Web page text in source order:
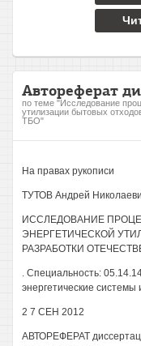
Автореферат
по теме "Исследование
утилизации бытовых
ТБО"
На правах рукописи
ТУТОВ Андрей
ИССЛЕДОВАНИЕ
ЭНЕРГЕТИЧЕСКОЙ
РАЗРАБОТКИ
. Специальность:
энергетические системы
2 7 СЕН 2012
АВТОРЕФЕРАТ